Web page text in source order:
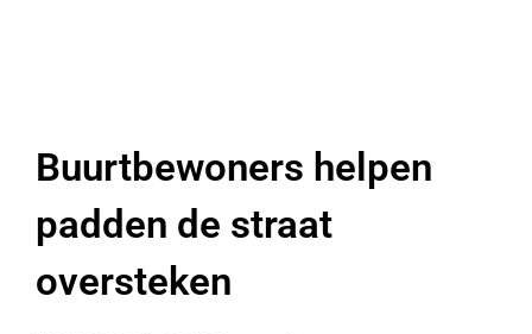
Buurtbewoners helpen
padden de straat
oversteken